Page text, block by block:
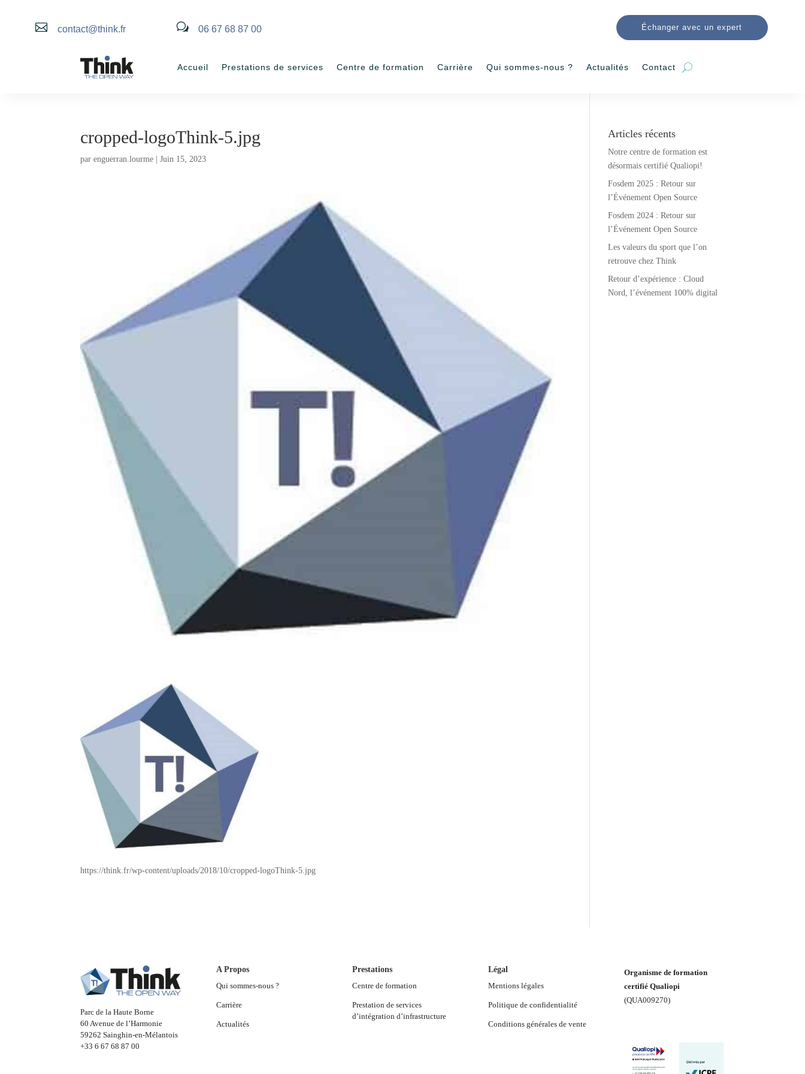
 contact@think.fr w 06 67 68 87 00 Échanger avec un expert
Accueil Prestations de services Centre de formation Carrière Qui sommes-nous ? Actualités Contact
cropped-logoThink-5.jpg
parenguerran.lourme |Juin 15, 2023
https://think.fr/wp-content/uploads/2018/10/cropped-logoThink-5.jpg
Articles récents
Notre centre de formation est
désormais certifié Qualiopi!
Fosdem 2025 : Retour sur
l’Événement Open Source
Fosdem 2024 : Retour sur
l’Événement Open Source
Les valeurs du sport que l’on
retrouve chez Think
Retour d’expérience : Cloud
Nord, l’événement 100% digital
Parc de la Haute Borne
60 Avenue de l’Harmonie
59262 Sainghin-en-Mélantois
+33 6 67 68 87 00
A Propos
Qui sommes-nous ?
Carrière
Actualités
Prestations
Centre de formation
Prestation de services
d’intégration d’infrastructure
Légal
Mentions légales
Politique de confidentialité
Conditions générales de vente
Organisme de formation
certifié Qualiopi
(QUA009270)